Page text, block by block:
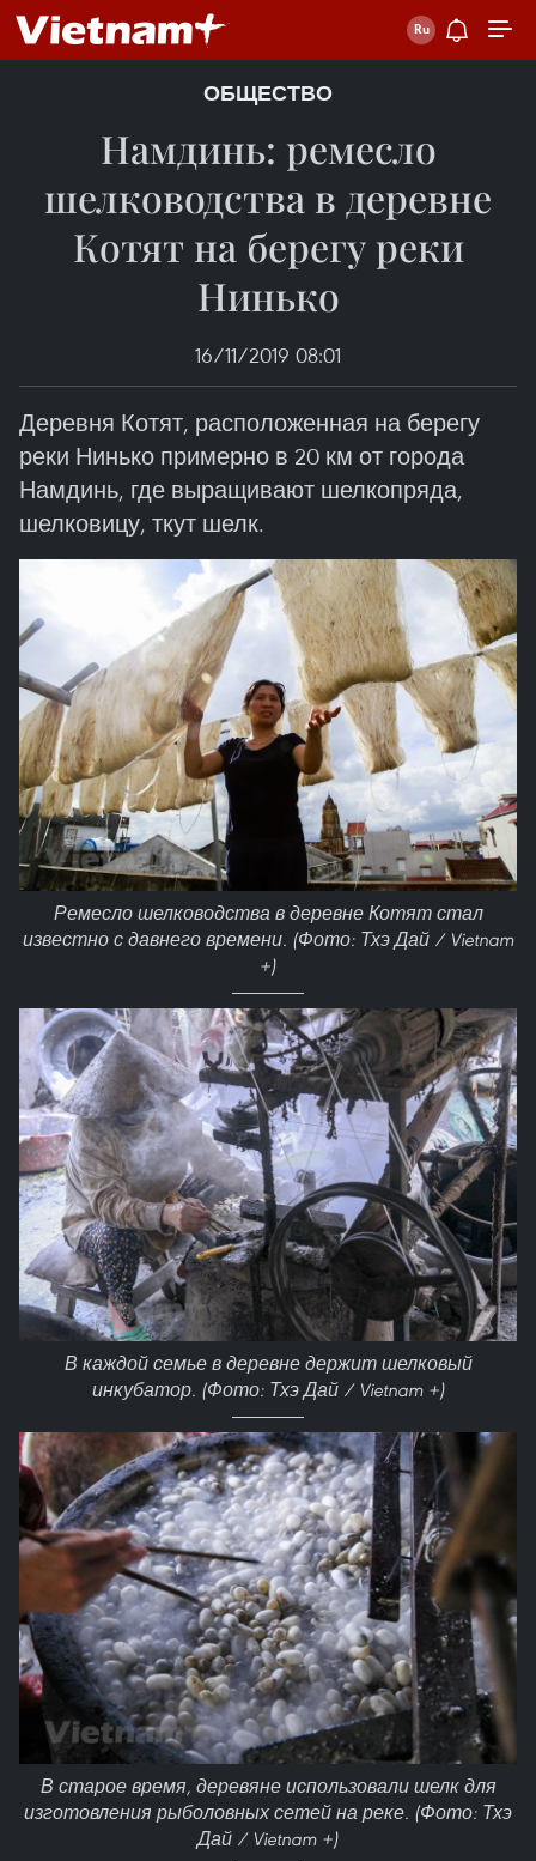
ОБЩЕСТВО
Намдинь: ремесло
шелководства в деревне
Котят на берегу реки
Нинько
16/11/2019 08:01
Деревня Котят, расположенная на берегу
реки Нинько примерно в 20 км от города
Намдинь, где выращивают шелкопряда,
шелковицу, ткут шелк.
Ремесло шелководства в деревне Котят стал
известно с давнего времени. (Фото: Тхэ Дай / Vietnam
+)
В каждой семье в деревне держит шелковый
инкубатор. (Фото: Тхэ Дай / Vietnam +)
В старое время, деревяне использовали шелк для
изготовления рыболовных сетей на реке. (Фото: Тхэ
Дай / Vietnam +)